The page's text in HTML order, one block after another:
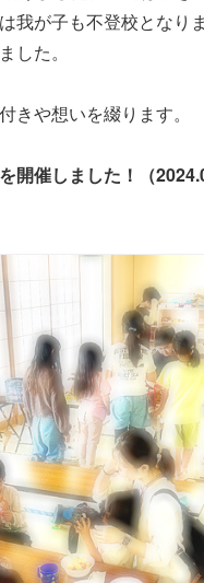
我が子も不登校となり
した。
きや想いを綴ります。
開催しました！（